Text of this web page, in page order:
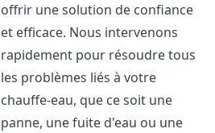
offrir une solution de confiance
et efficace. Nous intervenons
rapidement pour résoudre tous
les problèmes liés à votre
chauffe-eau, que ce soit une
panne, une fuite d'eau ou une